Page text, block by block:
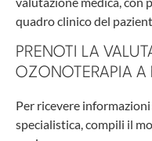
quadro clinico del
PRENOTI LA
OZONOTERAPIA A
Per ricevere
specialistica, compili il